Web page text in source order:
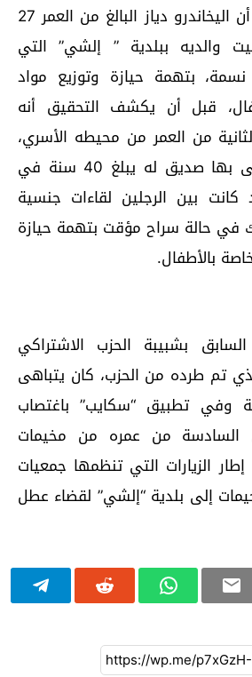
وكشفت التحقيقات أن اليخاندرو دياز البالغ من العمر 27
والديه ببلدية ” إلشي” التي
240 ألف نسمة، بتهمة حيازة وتوزيع مواد
قبل أن يكشف التحقيق أنه
من العمر من محيطه الأسري،
بناء على أقوال أدلى بها صديق له يبلغ 40 سنة في
بين الرجلين لقاءات جنسية
في حالة سراح مؤقت بتهمة حيازة
بالأطفال.
بشبيبة الحزب الاشتراكي
تم طرده من الحزب، كان يتباهى
وفي تطبيق “سكايب” باغتصاب
من عمره من مخيمات
الزيارات التي تنظمها جمعيات
إلى بلدية “إلشي” لقضاء عطل